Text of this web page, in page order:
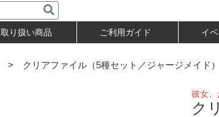
取り扱い商品 ご利用ガイド イ
> クリアファイル（5種セット／ジャージメイド）
彼女、
ク